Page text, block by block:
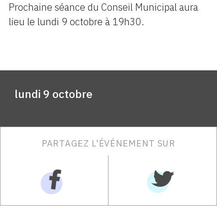
Prochaine séance du Conseil Municipal aura
lieu le lundi 9 octobre à 19h30.
lundi 9 octobre
PARTAGEZ L'ÉVÉNEMENT SUR